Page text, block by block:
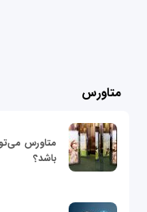
متاورس
متاورس
باشد؟